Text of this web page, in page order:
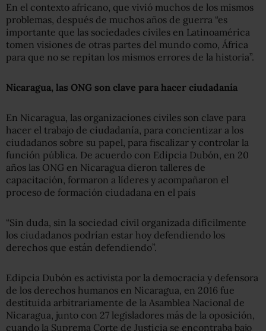
En el contexto africano, que vivió muchos de los mismos
problemas, después de muchos años de guerra “es
importante que las sociedades civiles en Latinoamérica
tomen visiones de otras partes del mundo como, África
para que no se repitan los mismos errores de la historia”.
Nicaragua, las ONG son clave para hacer ciudadanía
En Nicaragua, las organizaciones civiles son clave para
hacer el trabajo de ciudadanía, para concientizar a los
ciudadanos sobre su papel, para fiscalizar y controlar la
función pública. De acuerdo con Edipcia Dubón, en 20
años las ONG en Nicaragua dieron talleres de
capacitación, formaron a líderes y acompañaron el
proceso de formación ciudadana en el país
“Sin duda, sin la sociedad civil organizada difícilmente
los ciudadanos podrían estar hoy defendiendo los
derechos que están defendiendo”.
Edipcia Dubón es activista por la democracia y defensora
de los derechos humanos en Nicaragua, en 2016 fue
destituida arbitrariamente de la Asamblea Nacional de
Nicaragua, junto con 27 legisladores más de la oposición,
cuando la Suprema Corte de Justicia se encontraba bajo